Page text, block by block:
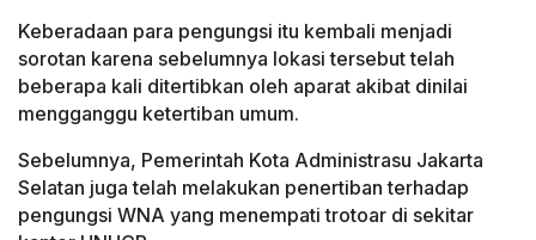
Keberadaan para pengungsi itu kembali menjadi
sorotan karena sebelumnya lokasi tersebut telah
beberapa kali ditertibkan oleh aparat akibat dinilai
mengganggu ketertiban umum.
Sebelumnya, Pemerintah Kota Administrasu Jakarta
Selatan juga telah melakukan penertiban terhadap
pengungsi WNA yang menempati trotoar di sekitar